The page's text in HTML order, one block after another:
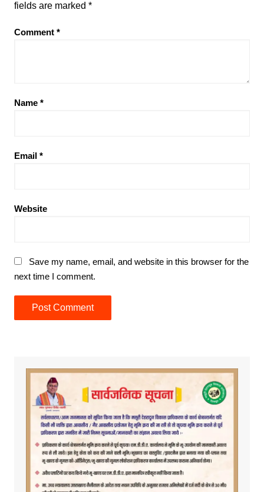
fields are marked *
Comment *
Name *
Email *
Website
Save my name, email, and website in this browser for the
next time I comment.